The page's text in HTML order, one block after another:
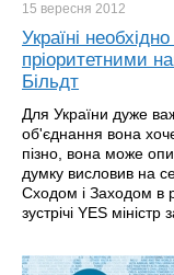
15 вересня 2012
Україні
пріоритетними
Більдт
Для України дуже
об'єднання вона
пізно, вона може
думку висловив на
Сходом і Заходом в
зустрічі YES